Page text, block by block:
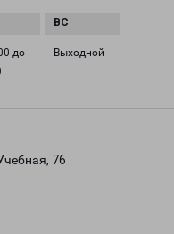
до
Выходной
76